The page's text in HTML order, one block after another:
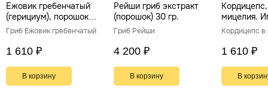
Ежовик гребенчатый
(герициум), порошок
мицелия. Природный
ноотроп. Нервы, сосуды,
мозг, 100 г
Гриб Ежовик гребенчатый
1 610 ₽
В корзину
Рейши гриб экстракт
(порошок) 30 гр.
Гриб Рейши
4 200 ₽
В корзину
мицелия.
100 г
Кордицепс
1 610 ₽
В